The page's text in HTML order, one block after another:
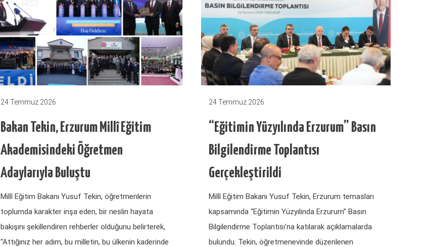
24 Temmuz 2026
Bakan Tekin, Erzurum Millî Eğitim
Akademisindeki Öğretmen
Adaylarıyla Buluştu
Millî Eğitim Bakanı Yusuf Tekin, öğretmenlerin
toplumda karakter inşa eden, bir neslin hayata
bakışını şekillendiren rehberler olduğunu belirterek,
“Attığınız her adım, bu milletin, bu ülkenin kaderinde
24 Temmuz 2026
“Eğitimin Yüzyılında Erzurum” Basın
Bilgilendirme Toplantısı
Gerçekleştirildi
Millî Eğitim Bakanı Yusuf Tekin, Erzurum temasları
kapsamında “Eğitimin Yüzyılında Erzurum” Basın
Bilgilendirme Toplantısı’na katılarak açıklamalarda
bulundu. Tekin, öğretmenevinde düzenlenen